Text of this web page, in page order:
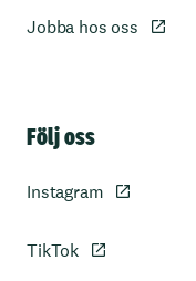
Jobba hos oss
Följ oss
Instagram
TikTok